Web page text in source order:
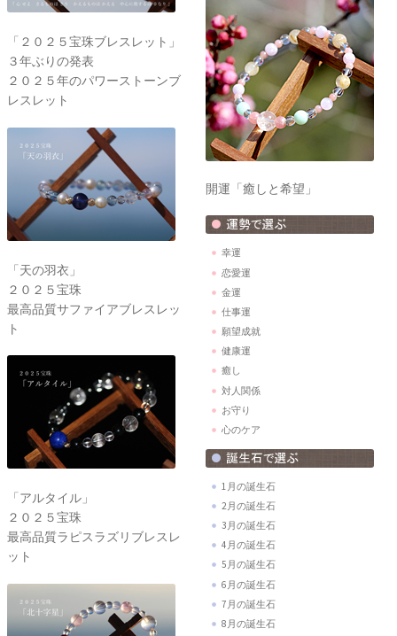
「２０２５宝珠ブレスレット」
３年ぶりの発表
２０２５年のパワーストーンブ
レスレット
「天の羽衣」
２０２５宝珠
最高品質サファイアブレスレッ
ト
「アルタイル」
２０２５宝珠
最高品質ラピスラズリブレスレ
ット
開運「癒しと希望」
幸運
恋愛運
金運
仕事運
願望成就
健康運
癒し
対人関係
お守り
心のケア
1月の誕生石
2月の誕生石
3月の誕生石
4月の誕生石
5月の誕生石
6月の誕生石
7月の誕生石
8月の誕生石